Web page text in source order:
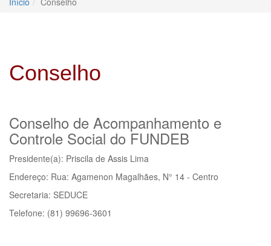
Conselho
Conselho de Acompanhamento e
Controle Social do FUNDEB
Presidente(a): Priscila de Assis Lima
Endereço: Rua: Agamenon Magalhães, N° 14 - Centro
Secretaria: SEDUCE
Telefone: (81) 99696-3601